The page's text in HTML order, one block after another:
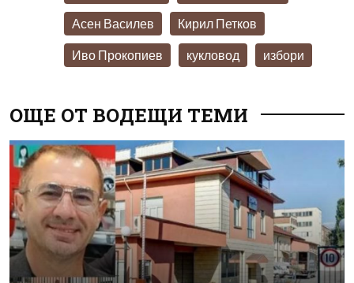
Асен Василев Кирил Петков
Иво Прокопиев кукловод избори
ОЩЕ ОТ ВОДЕЩИ ТЕМИ